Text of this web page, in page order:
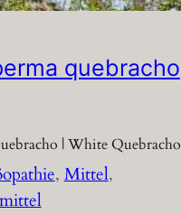
quebracho
| White Quebracho
, Mittel